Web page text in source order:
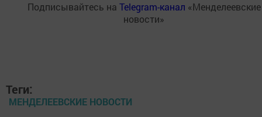
Подписывайтесь на Telegram-канал «Менделеевские
новости»
Теги:
МЕНДЕЛЕЕВСКИЕ НОВОСТИ